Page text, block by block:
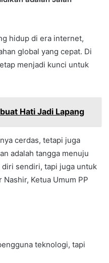
hidup di era internet,
global yang cepat. Di
menjadi kunci untuk
Hati Jadi Lapang
cerdas, tetapi juga
adalah tangga menuju
diri sendiri, tapi juga untuk
Nashir, Ketua Umum PP
teknologi, tapi